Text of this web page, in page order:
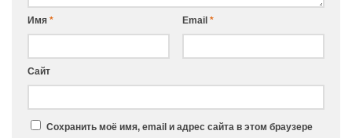
Имя * Email *
Сайт
Сохранить моё имя, email и адрес сайта в этом браузере